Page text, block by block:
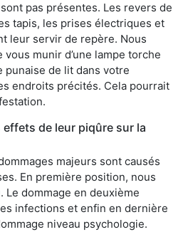
pas présentes. Les revers de
tapis, les prises électriques et
leur servir de repère. Nous
munir d’une lampe torche
punaise de lit dans votre
endroits précités. Cela pourrait
de leur piqûre sur la
majeurs sont causés
En première position, nous
Le dommage en deuxième
infections et enfin en dernière
niveau psychologie.